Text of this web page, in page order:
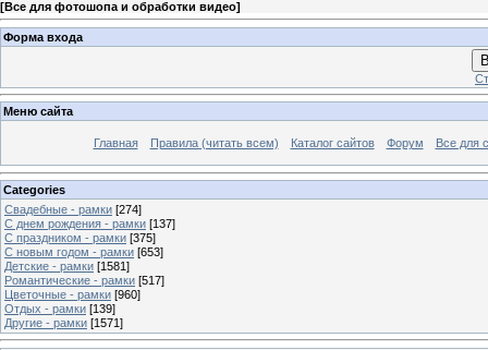
[Все для фотошопа и обработки видео]
Форма входа
Меню сайта
Главная Правила (читать всем) Каталог сайтов Форум Все для
Categories
Свадебные - рамки [274]
С днем рождения - рамки [137]
С праздником - рамки [375]
С новым годом - рамки [653]
Детские - рамки [1581]
Романтические - рамки [517]
Цветочные - рамки [960]
Отдых - рамки [139]
Другие - рамки [1571]